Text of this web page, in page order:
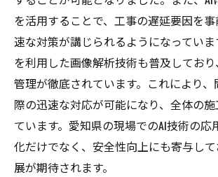
を活用することで、工事の遅延要因を
速な対策が講じられるようになっていま
を利用した画像解析技術も普及してお
管理が徹底されています。これにより
際の迅速な対応が可能になり、全体の
ています。愛知県の現場でのAI技術の応
化だけでなく、安全性向上にも寄与し
展が期待されます。